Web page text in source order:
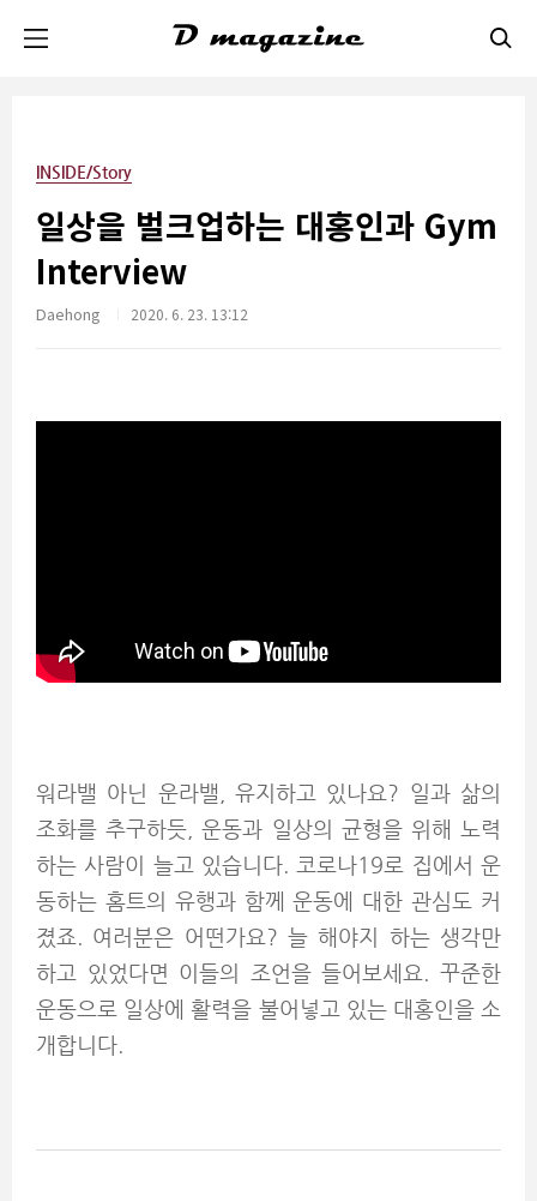
INSIDE/Story
일상을 벌크업하는 대홍인과 Gym
Interview
Daehong 2020. 6. 23. 13:12
워라밸 아닌 운라밸, 유지하고 있나요? 일과 삶의
조화를 추구하듯, 운동과 일상의 균형을 위해 노력
하는 사람이 늘고 있습니다. 코로나19로 집에서 운
동하는 홈트의 유행과 함께 운동에 대한 관심도 커
졌죠. 여러분은 어떤가요? 늘 해야지 하는 생각만
하고 있었다면 이들의 조언을 들어보세요. 꾸준한
운동으로 일상에 활력을 불어넣고 있는 대홍인을 소
개합니다.